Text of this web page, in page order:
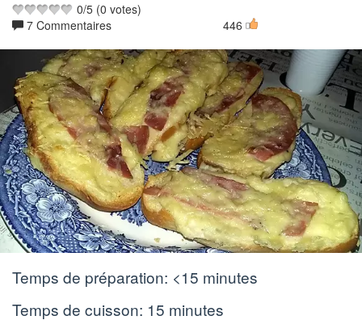
0/5 (0 votes)
7 Commentaires
446
Temps de préparation: <15 minutes
Temps de cuisson: 15 minutes